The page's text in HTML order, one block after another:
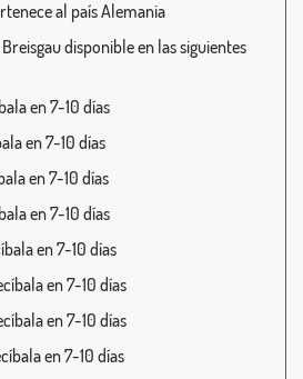
al país Alemania
disponible en las siguientes
en 7-10 días
en 7-10 días
en 7-10 días
en 7-10 días
en 7-10 días
en 7-10 días
en 7-10 días
en 7-10 días